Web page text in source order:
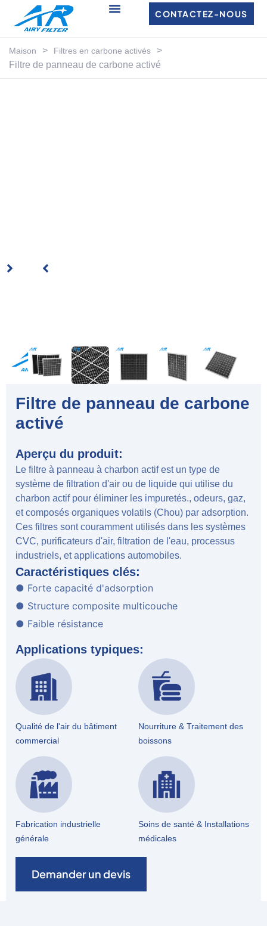
CONTACTEZ-NOUS
Maison > Filtres en carbone activés
>
Filtre de panneau de carbone activé
Filtre de panneau de carbone
activé
Aperçu du produit:
Le filtre à panneau à charbon actif est un type de
système de filtration d'air ou de liquide qui utilise du
charbon actif pour éliminer les impuretés., odeurs, gaz,
et composés organiques volatils (Chou) par adsorption.
Ces filtres sont couramment utilisés dans les systèmes
CVC, purificateurs d'air, filtration de l'eau, processus
industriels, et applications automobiles.
Caractéristiques clés:
● Forte capacité d'adsorption
● Structure composite multicouche
● Faible résistance
Applications typiques:
Qualité de l'air du bâtiment
commercial
Nourriture & Traitement des
boissons
Fabrication industrielle
générale
Soins de santé & Installations
médicales
Demander un devis